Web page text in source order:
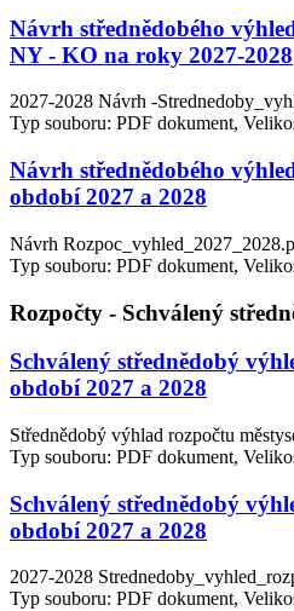
Návrh střednědobého
NY - KO na roky 2027-2028
2027-2028 Návrh -
Typ souboru: PDF dokument,
Návrh střednědobého
období 2027 a 2028
Návrh
Typ souboru: PDF dokument,
Rozpočty - Schválený
Schválený střednědobý
období 2027 a 2028
Střednědobý výhlad rozpočtu
Typ souboru: PDF dokument,
Schválený střednědobý
období 2027 a 2028
2027-2028
Typ souboru: PDF dokument,